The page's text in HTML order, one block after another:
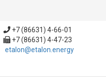
+7 (86631) 4-66-01
+7 (86631) 4-47-23
etalon@etalon.energy